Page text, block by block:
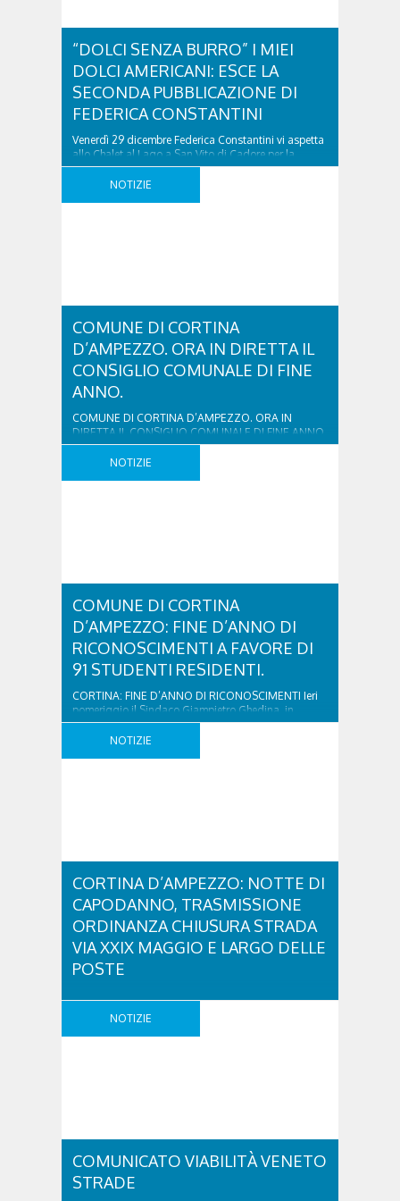
“DOLCI SENZA BURRO” I MIEI
DOLCI AMERICANI: ESCE LA
SECONDA PUBBLICAZIONE DI
FEDERICA CONSTANTINI
Venerdì 29 dicembre Federica Constantini vi aspetta
allo Chalet al Lago a San Vito di Cadore,per la
presentazione del suo nuovo libro! Sarà una cena
davvero particolare che si concluderà con un dolce
NOTIZIE
COMUNE DI CORTINA
D’AMPEZZO. ORA IN DIRETTA IL
CONSIGLIO COMUNALE DI FINE
ANNO.
COMUNE DI CORTINA D’AMPEZZO. ORA IN
DIRETTA IL CONSIGLIO COMUNALE DI FINE ANNO.
was last modified: Dicembre 29th, 2017 by simona
NOTIZIE
COMUNE DI CORTINA
D’AMPEZZO: FINE D’ANNO DI
RICONOSCIMENTI A FAVORE DI
91 STUDENTI RESIDENTI.
CORTINA: FINE D’ANNO DI RICONOSCIMENTI Ieri
pomeriggio il Sindaco Giampietro Ghedina, in
compagnia dell’Assessore Paola Coletti, ha
consegnato i “Premi di riconoscimento” a favore di
NOTIZIE
CORTINA D’AMPEZZO: NOTTE DI
CAPODANNO, TRASMISSIONE
ORDINANZA CHIUSURA STRADA
VIA XXIX MAGGIO E LARGO DELLE
POSTE
Maggio e Largo delle Poste was last modified:
Dicembre 29th, 2017 by simona
NOTIZIE
COMUNICATO VIABILITÀ VENETO
STRADE